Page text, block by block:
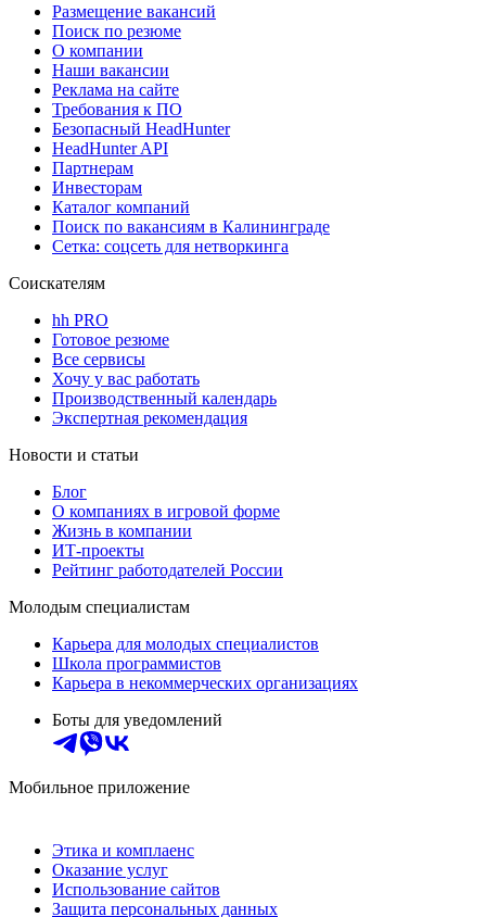
Размещение вакансий
Поиск по резюме
О компании
Наши вакансии
Реклама на сайте
Требования к ПО
Безопасный HeadHunter
HeadHunter API
Партнерам
Инвесторам
Каталог компаний
Поиск по вакансиям в Калининграде
Сетка: соцсеть для нетворкинга
Соискателям
hh PRO
Готовое резюме
Все сервисы
Хочу у вас работать
Производственный календарь
Экспертная рекомендация
Новости и статьи
Блог
О компаниях в игровой форме
Жизнь в компании
ИТ-проекты
Рейтинг работодателей России
Молодым специалистам
Карьера для молодых специалистов
Школа программистов
Карьера в некоммерческих организациях
Боты для уведомлений
Мобильное приложение
Этика и комплаенс
Оказание услуг
Использование сайтов
Защита персональных данных